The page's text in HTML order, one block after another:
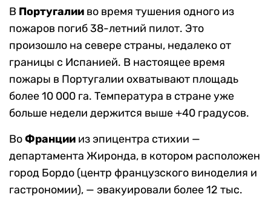
В Португалии во время тушения одного из
пожаров погиб 38-летний пилот. Это
произошло на севере страны, недалеко от
границы с Испанией. В настоящее время
пожары в Португалии охватывают площадь
более 10 000 га. Температура в стране уже
больше недели держится выше +40 градусов.
ВоФранции из эпицентра стихии —
департамента Жиронда, в котором расположен
город Бордо (центр французского виноделия и
гастрономии), — эвакуировали более 12 тыс.